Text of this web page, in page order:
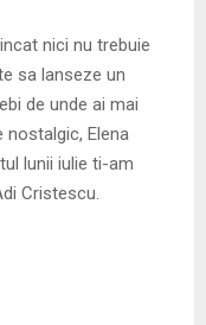
nici nu trebuie
sa lanseze un
de unde ai mai
Elena
lunii iulie ti-am
Cristescu.